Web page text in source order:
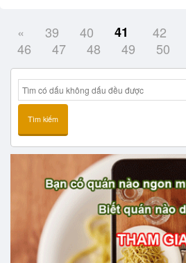
« 39 40 41 42
46
47 48 49 50
Tìm kiếm